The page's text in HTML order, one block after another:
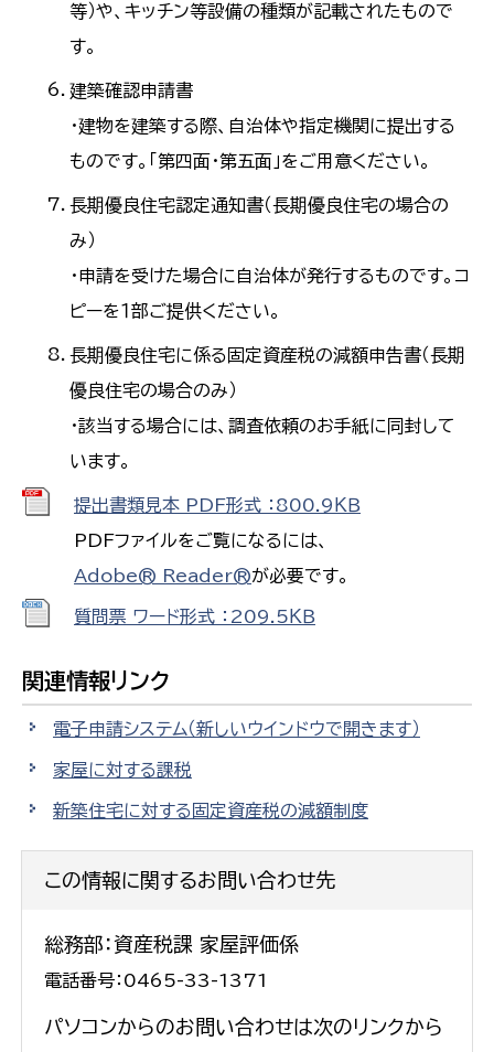
等）や、キッチン等設備の種類が記載されたもので
す。
建築確認申請書
・建物を建築する際、自治体や指定機関に提出する
ものです。「第四面・第五面」をご用意ください。
長期優良住宅認定通知書（長期優良住宅の場合の
み）
・申請を受けた場合に自治体が発行するものです。コ
ピーを１部ご提供ください。
長期優良住宅に係る固定資産税の減額申告書（長期
優良住宅の場合のみ）
・該当する場合には、調査依頼のお手紙に同封して
います。
提出書類見本 PDF形式 ：800.9ＫＢ
PDFファイルをご覧になるには、
Adobe® Reader®が必要です。
質問票 ワード形式 ：209.5ＫＢ
関連情報リンク
電子申請システム（新しいウインドウで開きます）
家屋に対する課税
新築住宅に対する固定資産税の減額制度
この情報に関するお問い合わせ先
総務部：資産税課 家屋評価係
電話番号：0465-33-1371
パソコンからのお問い合わせは次のリンクから